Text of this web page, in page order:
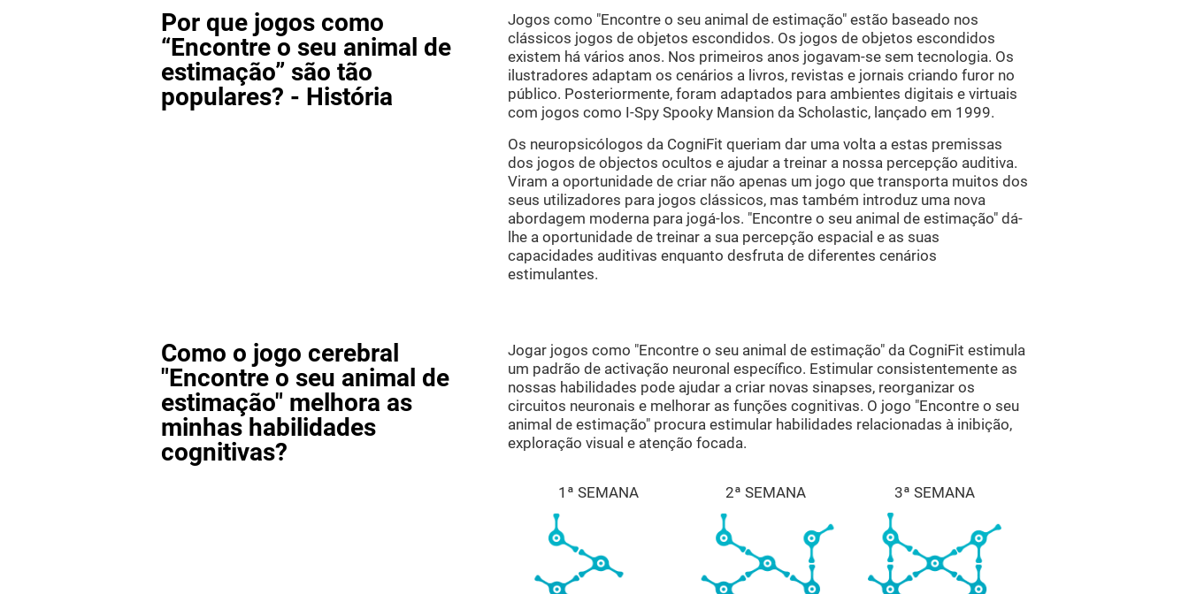
Por que jogos como
“Encontre o seu animal de
estimação” são tão
populares? - História
Jogos como "Encontre o seu animal de estimação" estão baseado nos
clássicos jogos de objetos escondidos. Os jogos de objetos escondidos
existem há vários anos. Nos primeiros anos jogavam-se sem tecnologia. Os
ilustradores adaptam os cenários a livros, revistas e jornais criando furor no
público. Posteriormente, foram adaptados para ambientes digitais e virtuais
com jogos como I-Spy Spooky Mansion da Scholastic, lançado em 1999.
Os neuropsicólogos da CogniFit queriam dar uma volta a estas premissas
dos jogos de objectos ocultos e ajudar a treinar a nossa percepção auditiva.
Viram a oportunidade de criar não apenas um jogo que transporta muitos dos
seus utilizadores para jogos clássicos, mas também introduz uma nova
abordagem moderna para jogá-los. "Encontre o seu animal de estimação" dá-
lhe a oportunidade de treinar a sua percepção espacial e as suas
capacidades auditivas enquanto desfruta de diferentes cenários
estimulantes.
Como o jogo cerebral
"Encontre o seu animal de
estimação" melhora as
minhas habilidades
cognitivas?
Jogar jogos como "Encontre o seu animal de estimação" da CogniFit estimula
um padrão de activação neuronal específico. Estimular consistentemente as
nossas habilidades pode ajudar a criar novas sinapses, reorganizar os
circuitos neuronais e melhorar as funções cognitivas. O jogo "Encontre o seu
animal de estimação" procura estimular habilidades relacionadas à inibição,
exploração visual e atenção focada.
1ª SEMANA 2ª SEMANA 3ª SEMANA